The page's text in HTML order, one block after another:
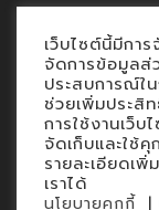
Contact
นโยบายคุกกี้
นโยบายข้อมู
เว็บไซต์นี้มีกา
จัดการข้อมูลส่
ประสบการณ์ใ
ช่วยเพิ่มประสิ
การใช้งานเว็บ
จัดเก็บและใช้
รายละเอียดเ
เราได้
นโยบายคุกกี้ |